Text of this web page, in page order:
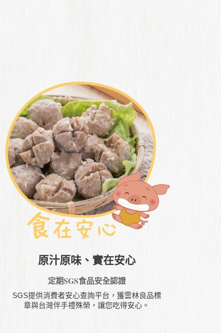
原汁原味、實在安心
定期SGS食品安全認證
SGS提供消費者安心查詢平台，獲雲林良品標
章與台灣伴手禮殊榮，讓您吃得安心。